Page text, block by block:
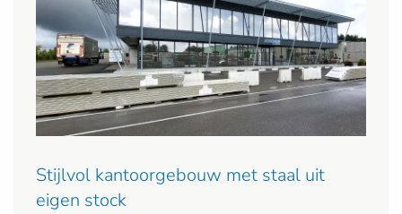
Stijlvol kantoorgebouw met staal uit
eigen stock